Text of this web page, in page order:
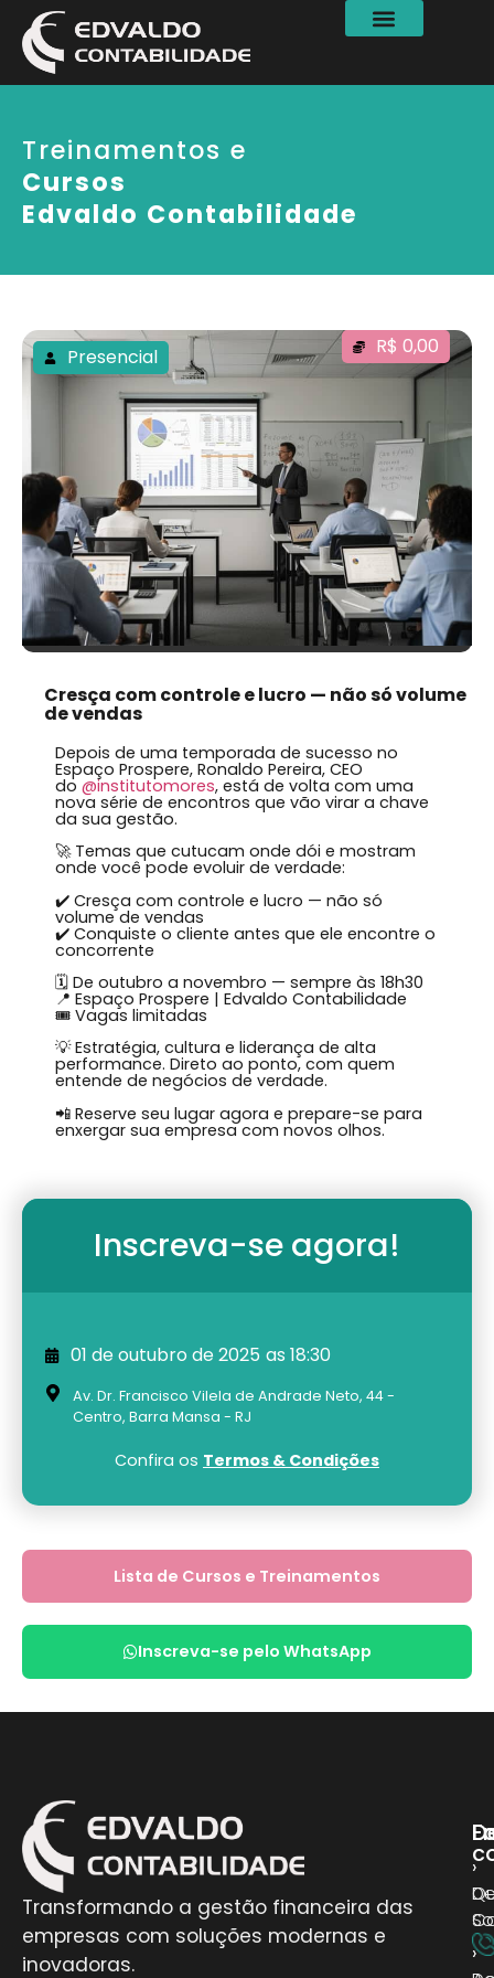
Treinamentos e
Cursos
Edvaldo Contabilidade
Presencial R$ 0,00
Cresça com controle e lucro — não só volume
de vendas
Depois de uma temporada de sucesso no
Espaço Prospere, Ronaldo Pereira, CEO
do @institutomores, está de volta com uma
nova série de encontros que vão virar a chave
da sua gestão.
🚀 Temas que cutucam onde dói e mostram
onde você pode evoluir de verdade:
✔️ Cresça com controle e lucro — não só
volume de vendas
✔️ Conquiste o cliente antes que ele encontre o
concorrente
🗓 De outubro a novembro — sempre às 18h30
📍 Espaço Prospere | Edvaldo Contabilidade
🎟 Vagas limitadas
💡 Estratégia, cultura e liderança de alta
performance. Direto ao ponto, com quem
entende de negócios de verdade.
📲 Reserve seu lugar agora e prepare-se para
enxergar sua empresa com novos olhos.
Inscreva-se agora!
01 de outubro de 2025 as 18:30
Av. Dr. Francisco Vilela de Andrade Neto, 44 -
Centro, Barra Mansa - RJ
Confira os Termos & Condições
Lista de Cursos e Treinamentos
Inscreva-se pelo WhatsApp
Transformando a gestão financeira das
empresas com soluções modernas e
inovadoras.
›
›
›
›